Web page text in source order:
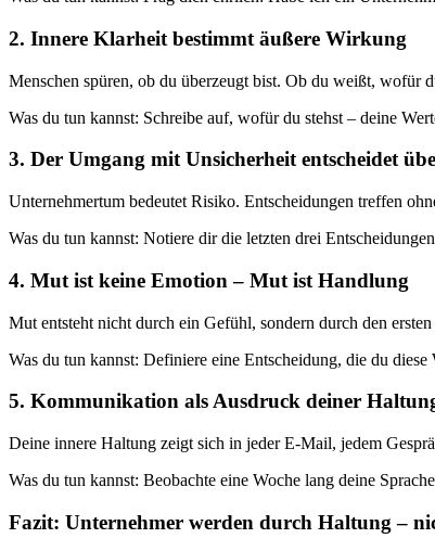
2. Innere Klarheit bestimmt äußere Wirkung
Menschen spüren, ob du überzeugt bist. Ob du weißt, wofür
Was du tun kannst: Schreibe auf, wofür du stehst – deine
3. Der Umgang mit Unsicherheit entscheidet
Unternehmertum bedeutet Risiko. Entscheidungen treffen
Was du tun kannst: Notiere dir die letzten drei
4. Mut ist keine Emotion – Mut ist Handlung
Mut entsteht nicht durch ein Gefühl, sondern durch den
Was du tun kannst: Definiere eine Entscheidung, die du
5. Kommunikation als Ausdruck deiner
Deine innere Haltung zeigt sich in jeder E-Mail, jedem
Was du tun kannst: Beobachte eine Woche lang deine
Fazit: Unternehmer werden durch Haltung –